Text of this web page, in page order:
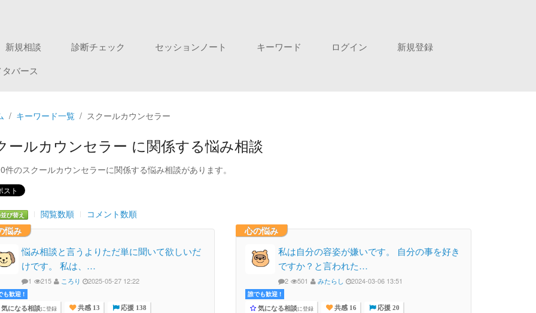
新規相談 診断チェック セッションノート キーワード ログイン
新規登録
バース
キーワード一覧 スクールカウンセラー
ールカウンセラー に関係する悩み相談
件のスクールカウンセラーに関係する悩み相談があります。
び替え 閲覧数順
コメント数順
悩み
悩み相談と言うよりただ単に聞いて欲しいだ
けです。 私は、…
1 215 ころり 2025-05-27 12:22
も歓迎 !
気になる相談に登録 共感 13 応援 138
心の悩み
私は自分の容姿が嫌いです。 自分の事を好き
ですか？と言われた…
2 501 みたらし 2024-03-06 13:51
誰でも歓迎 !
気になる相談に登録 共感 16 応援 20